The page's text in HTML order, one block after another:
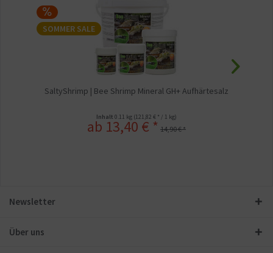
SOMMER SALE
SaltyShrimp | Bee Shrimp Mineral GH+ Aufhärtesalz
Inhalt 0.11 kg (121,82 € * / 1 kg)
ab 13,40 € * 14,90 € *
Newsletter
Über uns